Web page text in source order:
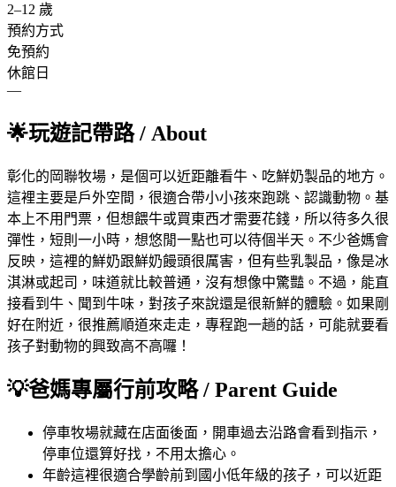
2–12 歲
預約方式
免預約
休館日
—
🌟玩遊記帶路/ About
彰化的岡聯牧場，是個可以近距離看牛、吃鮮奶製品的地方。
這裡主要是戶外空間，很適合帶小小孩來跑跳、認識動物。基
本上不用門票，但想餵牛或買東西才需要花錢，所以待多久很
彈性，短則一小時，想悠閒一點也可以待個半天。不少爸媽會
反映，這裡的鮮奶跟鮮奶饅頭很厲害，但有些乳製品，像是冰
淇淋或起司，味道就比較普通，沒有想像中驚豔。不過，能直
接看到牛、聞到牛味，對孩子來說還是很新鮮的體驗。如果剛
好在附近，很推薦順道來走走，專程跑一趟的話，可能就要看
孩子對動物的興致高不高囉！
💡爸媽專屬行前攻略 / Parent Guide
停車牧場就藏在店面後面，開車過去沿路會看到指示，
停車位還算好找，不用太擔心。
年齡這裡很適合學齡前到國小低年級的孩子，可以近距